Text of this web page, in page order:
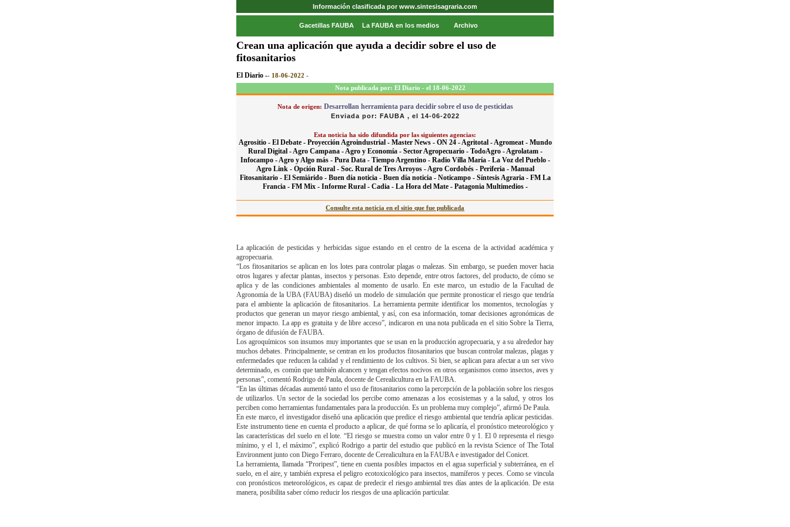
Información clasificada por www.sintesisagraria.com
Gacetillas FAUBA La FAUBA en los medios Archivo
Crean una aplicación que ayuda a decidir sobre el uso de
fitosanitarios
El Diario -- 18-06-2022 -
Nota publicada por: El Diario - el 18-06-2022
Nota de origen: Desarrollan herramienta para decidir sobre el uso de pesticidas
Enviada por: FAUBA , el 14-06-2022
Esta noticia ha sido difundida por las siguientes agencias:
Agrositio - El Debate - Proyección Agroindustrial - Master News - ON 24 -Agritotal -Agromeat - Mundo
Rural Digital -Agro Campana -Agro y Economía - Sector Agropecuario - TodoAgro -Agrolatam -
Infocampo -Agro y Algo más - Pura Data - Tiempo Argentino - Radio Villa María - La Voz del Pueblo -
Agro Link - Opción Rural - Soc. Rural de Tres Arroyos -Agro Cordobés - Periferia - Manual
Fitosanitario - El Semiárido - Buen día noticia - Buen día noticia - Noticampo - Síntesis Agraria - FM La
Francia - FM Mix - Informe Rural - Cadia - La Hora del Mate - Patagonia Multimedios -
Consulte esta noticia en el sitio que fue publicada
La aplicación de pesticidas y herbicidas sigue estando en el centro de la escena de la actividad académica y
agropecuaria.
“Los fitosanitarios se aplican en los lotes para controlar plagas o malezas. Sin embargo, se pueden mover hacia
otros lugares y afectar plantas, insectos y personas. Esto depende, entre otros factores, del producto, de cómo se
aplica y de las condiciones ambientales al momento de usarlo. En este marco, un estudio de la Facultad de
Agronomía de la UBA (FAUBA) diseñó un modelo de simulación que permite pronosticar el riesgo que tendría
para el ambiente la aplicación de fitosanitarios. La herramienta permite identificar los momentos, tecnologías y
productos que generan un mayor riesgo ambiental, y así, con esa información, tomar decisiones agronómicas de
menor impacto. La app es gratuita y de libre acceso”, indicaron en una nota publicada en el sitio Sobre la Tierra,
órgano de difusión de FAUBA.
Los agroquímicos son insumos muy importantes que se usan en la producción agropecuaria, y a su alrededor hay
muchos debates. Principalmente, se centran en los productos fitosanitarios que buscan controlar malezas, plagas y
enfermedades que reducen la calidad y el rendimiento de los cultivos. Si bien, se aplican para afectar a un ser vivo
determinado, es común que también alcancen y tengan efectos nocivos en otros organismos como insectos, aves y
personas”, comentó Rodrigo de Paula, docente de Cerealicultura en la FAUBA.
“En las últimas décadas aumentó tanto el uso de fitosanitarios como la percepción de la población sobre los riesgos
de utilizarlos. Un sector de la sociedad los percibe como amenazas a los ecosistemas y a la salud, y otros los
perciben como herramientas fundamentales para la producción. Es un problema muy complejo”, afirmó De Paula.
En este marco, el investigador diseñó una aplicación que predice el riesgo ambiental que tendría aplicar pesticidas.
Este instrumento tiene en cuenta el producto a aplicar, de qué forma se lo aplicaría, el pronóstico meteorológico y
las características del suelo en el lote. “El riesgo se muestra como un valor entre 0 y 1. El 0 representa el riesgo
mínimo, y el 1, el máximo”, explicó Rodrigo a partir del estudio que publicó en la revista Science of The Total
Environment junto con Diego Ferraro, docente de Cerealicultura en la FAUBA e investigador del Conicet.
La herramienta, llamada “Proripest”, tiene en cuenta posibles impactos en el agua superficial y subterránea, en el
suelo, en el aire, y también expresa el peligro ecotoxicológico para insectos, mamíferos y peces. Como se vincula
con pronósticos meteorológicos, es capaz de predecir el riesgo ambiental tres días antes de la aplicación. De esta
manera, posibilita saber cómo reducir los riesgos de una aplicación particular.